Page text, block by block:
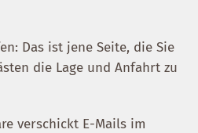
Das ist jene Seite, die Sie
die Lage und Anfahrt zu
verschickt E-Mails im